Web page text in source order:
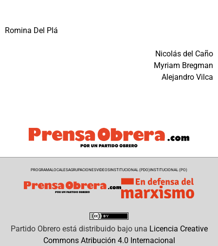
Romina Del Plá
Nicolás del Caño
Myriam Bregman
Alejandro Vilca
PROGRAMALOCALESAGRUPACIONESVIDEOSINSTITUCIONAL (PDO)INSTITUCIONAL (PO)
Partido Obreroestá distribuido bajo una Licencia Creative
Commons Atribución 4.0 Internacional